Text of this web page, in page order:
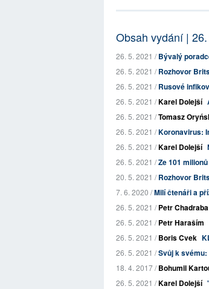
Obsah vydání |
26. 5. 2021 /Bývalý
26. 5. 2021 /Rozhovor
26. 5. 2021 /Rusové
26. 5. 2021 /Karel Dolejší
26. 5. 2021 /Tomasz
26. 5. 2021 /Koronavirus:
26. 5. 2021 /Karel Dolejší
26. 5. 2021 /Ze 101
20. 5. 2021 /Rozhovor
7. 6. 2020 /Milí čtenáři a
26. 5. 2021 /Petr Chadraba
26. 5. 2021 /Petr Haraším
26. 5. 2021 /Boris Cvek
26. 5. 2021 /Svůj k
18. 4. 2017 /Bohumil
26. 5. 2021 /Karel Dolejší